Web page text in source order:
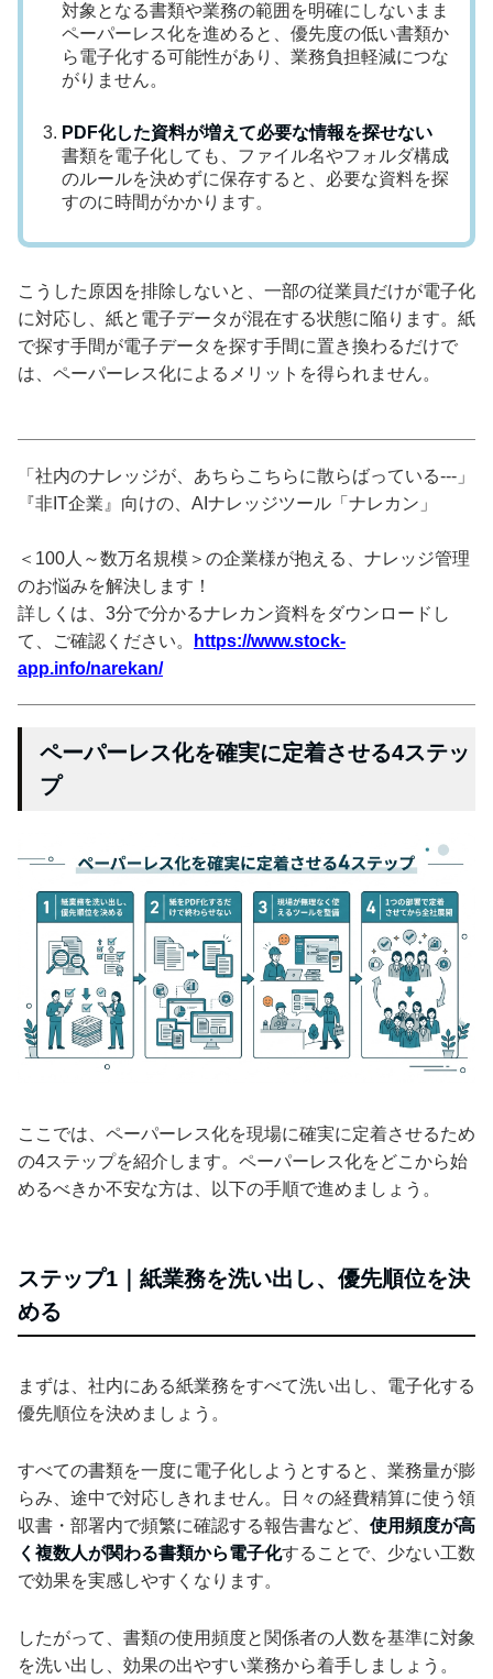
対象となる書類や業務の範囲を明確にしないまま
ペーパーレス化を進めると、優先度の低い書類か
ら電子化する可能性があり、業務負担軽減につな
がりません。
PDF化した資料が増えて必要な情報を探せない
書類を電子化しても、ファイル名やフォルダ構成
のルールを決めずに保存すると、必要な資料を探
すのに時間がかかります。
こうした原因を排除しないと、一部の従業員だけが電子化
に対応し、紙と電子データが混在する状態に陥ります。紙
で探す手間が電子データを探す手間に置き換わるだけで
は、ペーパーレス化によるメリットを得られません。
「社内のナレッジが、あちらこちらに散らばっている---」
『非IT企業』向けの、AIナレッジツール「ナレカン」
＜100人～数万名規模＞の企業様が抱える、ナレッジ管理
のお悩みを解決します！
詳しくは、3分で分かるナレカン資料をダウンロードし
て、ご確認ください。
https://www.stock-
app.info/narekan/
ペーパーレス化を確実に定着させる4ステッ
プ
ここでは、ペーパーレス化を現場に確実に定着させるため
の4ステップを紹介します。ペーパーレス化をどこから始
めるべきか不安な方は、以下の手順で進めましょう。
ステップ1｜紙業務を洗い出し、優先順位を決
める
まずは、社内にある紙業務をすべて洗い出し、電子化する
優先順位を決めましょう。
すべての書類を一度に電子化しようとすると、業務量が膨
らみ、途中で対応しきれません。日々の経費精算に使う領
収書・部署内で頻繁に確認する報告書など、 使用頻度が高
く複数人が関わる書類から電子化することで、少ない工数
で効果を実感しやすくなります。
したがって、書類の使用頻度と関係者の人数を基準に対象
を洗い出し、効果の出やすい業務から着手しましょう。